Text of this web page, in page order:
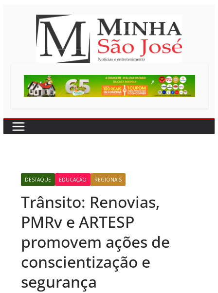
DESTAQUE EDUCAÇÃO REGIONAIS
Trânsito: Renovias,
PMRv e ARTESP
promovem ações de
conscientização e
segurança